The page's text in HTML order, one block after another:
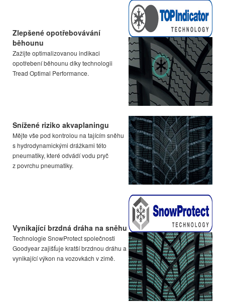
Zlepšené opotřebovávání
běhounu
Zažijte optimalizovanou indikaci
opotřebení běhounu díky technologii
Tread Optimal Performance.
Snížené riziko akvaplaningu
Mějte vše pod kontrolou na tajícím sněhu
s hydrodynamickými drážkami této
pneumatiky, které odvádí vodu pryč
z povrchu pneumatiky.
Vynikající brzdná dráha na sněhu
Technologie SnowProtect společnosti
Goodyear zajišťuje kratší brzdnou dráhu a
vynikající výkon na vozovkách v zimě.